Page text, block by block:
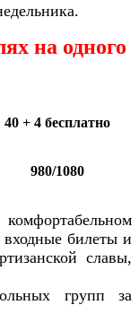
на одного
40 + 4 бесплатно
980/1080
комфортабельном
входные билеты и
славы,
групп за